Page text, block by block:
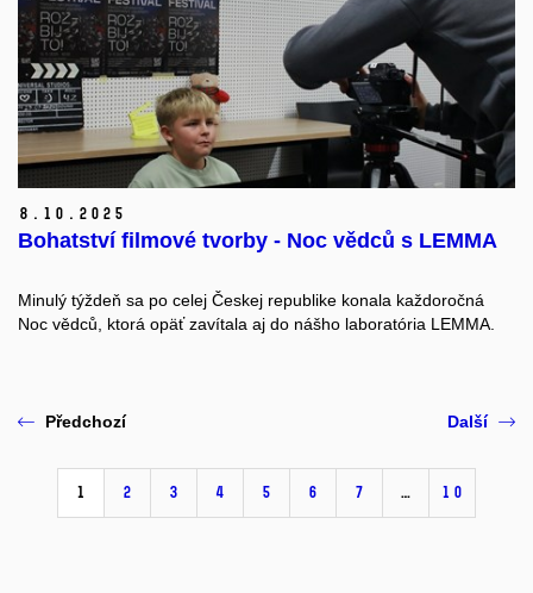
8. 10. 2025
Bohatství filmové tvorby - Noc vědců s LEMMA
Minulý týždeň sa po celej Českej republike konala každoročná
Noc vědců, ktorá opäť zavítala aj do nášho laboratória LEMMA.
Předchozí
1 2 3 4 5 6 7 … 10
Další